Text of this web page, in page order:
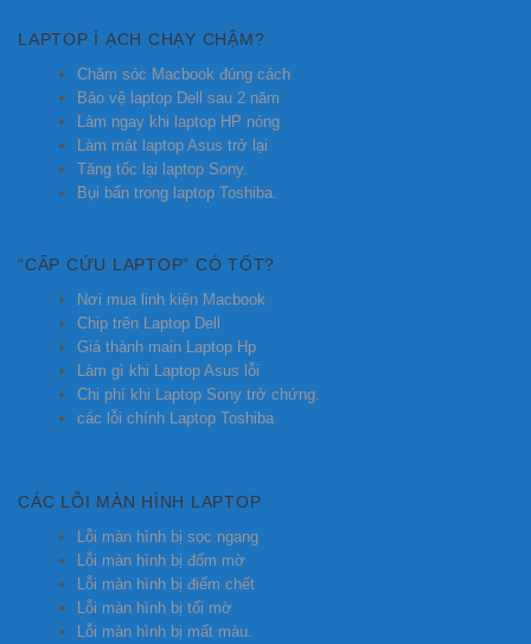
LAPTOP Ì ẠCH CHẠY CHẬM?
Chăm sóc Macbook đúng cách
Bảo vệ laptop Dell sau 2 năm
Làm ngay khi laptop HP nóng
Làm mát laptop Asus trở lại
Tăng tốc lại laptop Sony.
Bụi bẩn trong laptop Toshiba.
“CẤP CỨU LAPTOP” CÓ TỐT?
Nơi mua linh kiện Macbook
Chip trên Laptop Dell
Giá thành main Laptop Hp
Làm gì khi Laptop Asus lỗi
Chi phí khi Laptop Sony trở chứng.
các lỗi chính Laptop Toshiba
CÁC LỖI MÀN HÌNH LAPTOP
Lỗi màn hình bị sọc ngang
Lỗi màn hình bị đốm mờ
Lỗi màn hình bị điểm chết
Lỗi màn hình bị tối mờ
Lỗi màn hình bị mất màu.